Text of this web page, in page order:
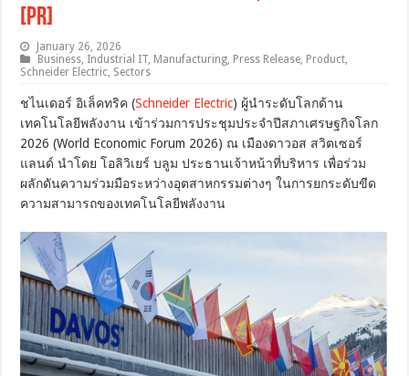
[PR]
January 26, 2026
Business, Industrial IT, Manufacturing, Press Release, Product,
Schneider Electric, Sectors
ชไนเดอร์ อิเล็คทริค (Schneider Electric) ผู้นำระดับโลกด้าน
เทคโนโลยีพลังงาน เข้าร่วมการประชุมประจำปีสภาเศรษฐกิจโลก
2026 (World Economic Forum 2026) ณ เมืองดาวอส สวิตเซอร์
แลนด์ นำโดย โอลิวิเยร์ บลูม ประธานเจ้าหน้าที่บริหาร เพื่อร่วม
ผลักดันความร่วมมือระหว่างอุตสาหกรรมต่างๆ ในการยกระดับขีด
ความสามารถของเทคโนโลยีพลังงาน